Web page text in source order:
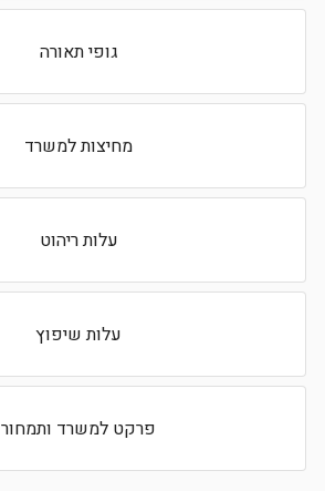
גופי תאורה
מחיצות למשרד
עלות ריהוט
עלות שיפוץ
פרקט למשרד ותמחור